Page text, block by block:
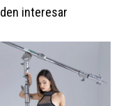
interesar